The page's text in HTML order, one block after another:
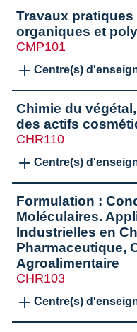
Travaux
organiques et
CMP101
Centre(s)
Chimie du
des actifs
CHR110
Centre(s)
Formulation :
Moléculaires.
Industrielles en
Pharmaceutique,
Agroalimentaire
CHR103
Centre(s)